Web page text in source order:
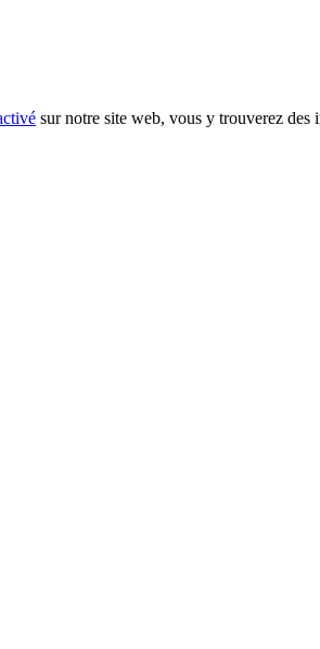
sur notre site web, vous y trouverez des